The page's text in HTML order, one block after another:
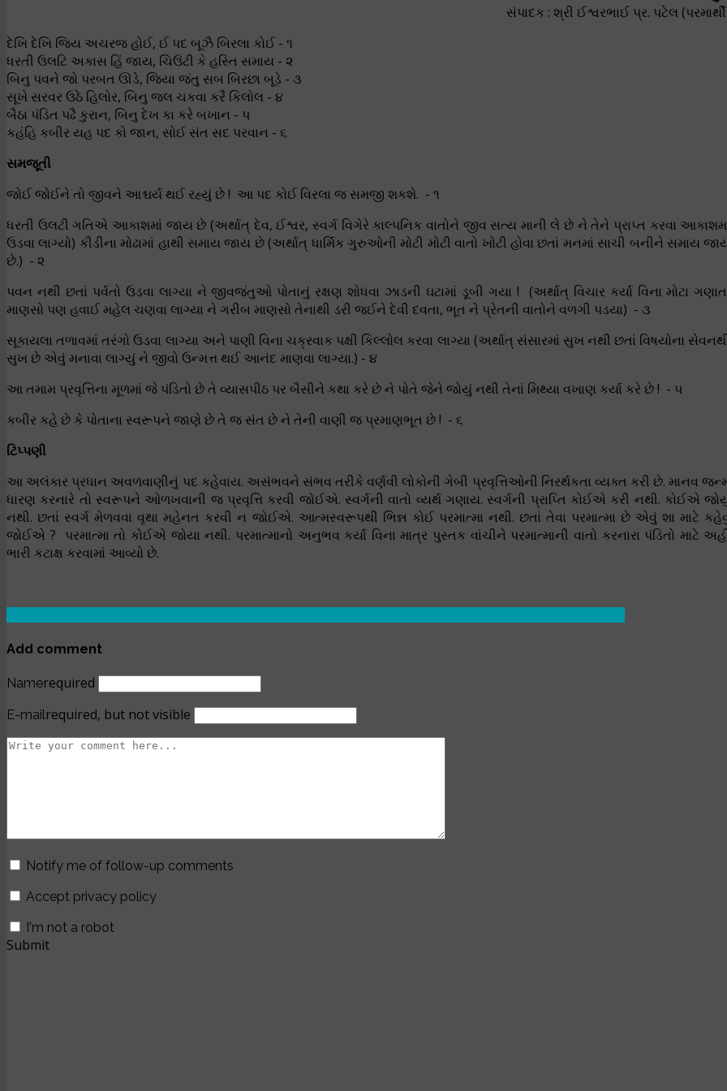
સંપાદક : શ્રી ઈશ્વરભાઈ પ્ર. પટેલ
દેખિ દેખિ જિય અચરજ હોઈ, ઈ પદ બૂઝૈ બિરલા કોઈ - ૧
ધરતી ઉલટિ અકાસ હિં જાય, ચિઉંટી કે હસ્તિ સમાય - ૨
બિનુ પવને જો પરબત ઊડે, જિયા જંતુ સબ બિરછા બૂડે - ૩
સૂખે સરવર ઉઠે હિલોર, બિનુ જલ ચકવા કરૈ કિલોલ - ૪
બૈઠા પંડિત પઢૈ કુરાન, બિનુ દેખ કા કરે બખાન - ૫
કહંહિ કબીર યહ પદ કો જાન, સોઈ સંત સદ પરવાન - ૬
સમજૂતી
જોઈ જોઈને તો જીવને આશ્ચર્ય થઈ રહ્યું છે ! આ પદ કોઈ વિરલા જ સમજી શકશે. - ૧
ધરતી ઉલટી ગતિએ આકાશમાં જાય છે (અર્થાત્ દેવ, ઈશ્વર, સ્વર્ગ વિગેરે કાલ્પનિક વાતોને જીવ સત્ય માની લે છે ને તેને પ્રાપ્ત કરવા
ઉડવા લાગ્યો) કીડીના મોઢામાં હાથી સમાય જાય છે (અર્થાત્ ધાર્મિક ગુરુઓની મોટી મોટી વાતો ખોટી હોવા છતાં મનમાં સાચી બનીને સમાય
છે.) - ૨
પવન નથી છતાં પર્વતો ઉડવા લાગ્યા ને જીવજંતુઓ પોતાનું રક્ષણ શોધવા ઝાડની ઘટામાં ડૂબી ગયા ! (અર્થાત્ વિચાર કર્યા વિના મોટા
માણસો પણ હવાઈ મહેલ ચણવા લાગ્યા ને ગરીબ માણસો તેનાથી ડરી જઈને દેવી દવતા, ભૂત ને પ્રેતની વાતોને વળગી પડયા) - ૩
સૂકાયલા તળાવમાં તરંગો ઉડવા લાગ્યા અને પાણી વિના ચક્રવાક પક્ષી કિલ્લોલ કરવા લાગ્યા (અર્થાત્ સંસારમાં સુખ નથી છતાં વિષયોના
સુખ છે એવું મનાવા લાગ્યું ને જીવો ઉન્મત્ત થઈ આનંદ માણવા લાગ્યા.) - ૪
આ તમામ પ્રવૃત્તિના મૂળમાં જે પંડિતો છે તે વ્યાસપીઠ પર બૈસીને કથા કરે છે ને પોતે જેને જોયું નથી તેનાં મિથ્યા વખાણ કર્યા કરે છે ! - ૫
કબીર કહે છે કે પોતાના સ્વરૂપને જાણે છે તે જ સંત છે ને તેની વાણી જ પ્રમાણભૂત છે ! - ૬
ટિપ્પણી
આ અલંકાર પ્રધાન અવળવાણીનું પદ કહેવાય. અસંભવને સંભવ તરીકે વર્ણવી લોકોની ગેબી પ્રવૃત્તિઓની નિરર્થકતા વ્યક્ત કરી છે. માનવ
ધારણ કરનારે તો સ્વરૂપને ઓળખવાની જ પ્રવૃત્તિ કરવી જોઈએ. સ્વર્ગની વાતો વ્યર્થ ગણાય. સ્વર્ગની પ્રાપ્તિ કોઈએ કરી નથી. કોઈએ
નથી. છતાં સ્વર્ગ મેળવવા વૃથા મહેનત કરવી ન જોઈએ. આત્મસ્વરૂપથી ભિન્ન કોઈ પરમાત્મા નથી. છતાં તેવા પરમાત્મા છે એવું શા માટે
જોઈએ ? પરમાત્મા તો કોઈએ જોયા નથી. પરમાત્માનો અનુભવ કર્યા વિના માત્ર પુસ્તક વાંચીને પરમાત્માની વાતો કરનારા પંડિતો માટે
ભારી કટાક્ષ કરવામાં આવ્યો છે.
Add comment
Namerequired
E-mailrequired, but not visible
Notify me of follow-up comments
Accept privacy policy
I'm not a robot
Submit